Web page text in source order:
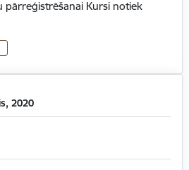
pārreģistrēšanai Kursi notiek
2020